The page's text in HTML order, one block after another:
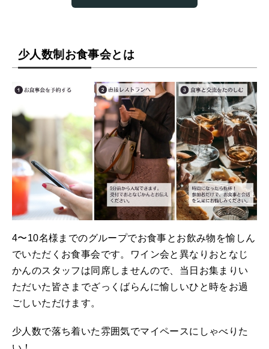
少人数制お食事会とは
4〜10名様までのグループでお食事とお飲み物を愉しん
でいただくお食事会です。ワイン会と異なりおとなじ
かんのスタッフは同席しませんので、当日お集まりい
ただいた皆さまでざっくばらんに愉しいひと時をお過
ごしいただけます。
少人数で落ち着いた雰囲気でマイペースにしゃべりた